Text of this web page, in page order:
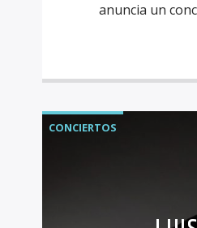
anuncia un
CONCIERTOS